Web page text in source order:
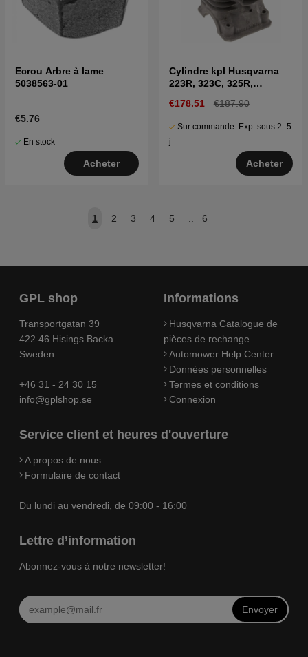
Ecrou Arbre à lame
5038563-01
€5.76
En stock
Acheter
Cylindre kpl Husqvarna
223R, 323C, 325R,
€178.51 €187.90
Sur commande. Exp. sous 2–5
j
Acheter
1 2 3 4 5 6
GPL shop
Transportgatan 39
422 46 Hisings Backa
Sweden
+46 31 - 24 30 15
info@gplshop.se
Informations
Husqvarna Catalogue de
pièces de rechange
Automower Help Center
Données personnelles
Termes et conditions
Connexion
Service client et heures d'ouverture
A propos de nous
Formulaire de contact
Du lundi au vendredi, de 09:00 - 16:00
Lettre d’information
Abonnez-vous à notre newsletter!
Envoyer